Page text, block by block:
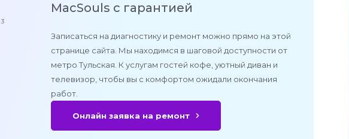
MacSouls с гарантией
Записаться на диагностику и ремонт можно прямо на этой
странице сайта. Мы находимся в шаговой доступности от
метро Тульская. К услугам гостей кофе, уютный диван и
телевизор, чтобы вы с комфортом ожидали окончания
работ.
Онлайн заявка на ремонт